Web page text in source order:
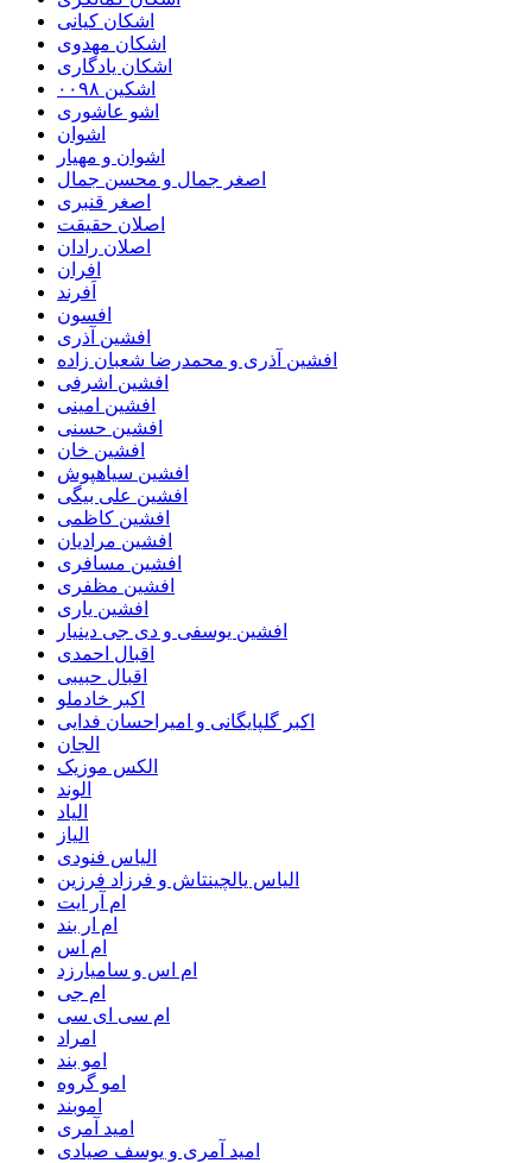
اشکان کیانی
اشکان مهدوی
اشکان یادگاری
اشکین ۰۰۹۸
اشو عاشوری
اشوان
اشوان و مهیار
اصغر جمال و محسن جمال
اصغر قنبری
اصلان حقیقت
اصلان رادان
افران
اَفرند
افسون
افشین آذری
افشین آذری و محمدرضا شعبان زاده
افشین اشرفی
افشین امینی
افشین حسنی
افشین خان
افشین سیاهپوش
افشین علی بیگی
افشین کاظمی
افشین مرادیان
افشین مسافری
افشین مظفری
افشین یاری
افشین یوسفی و دی جی دینیار
اقبال احمدی
اقبال حبیبی
اکبر خادملو
اکبر گلپایگانی و امیراحسان فدایی
الجان
الکس موزیک
الوند
الیاد
الیاز
الیاس فنودی
الیاس یالچینتاش و فرزاد فرزین
ام آر ایت
ام‌ ار بند
ام اس
ام اس و سامیارزد
ام جی
ام سی ای سی
امراد
امو بند
امو گروه
اموبند
امید آمری
امید آمری و یوسف صیادی